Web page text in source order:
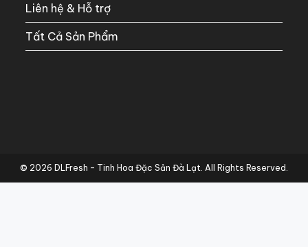
Liên hệ & Hỗ trợ
Tất Cả Sản Phẩm
© 2026 DLFresh – Tinh Hoa Đặc Sản Đà Lạt. All Rights Reserved.